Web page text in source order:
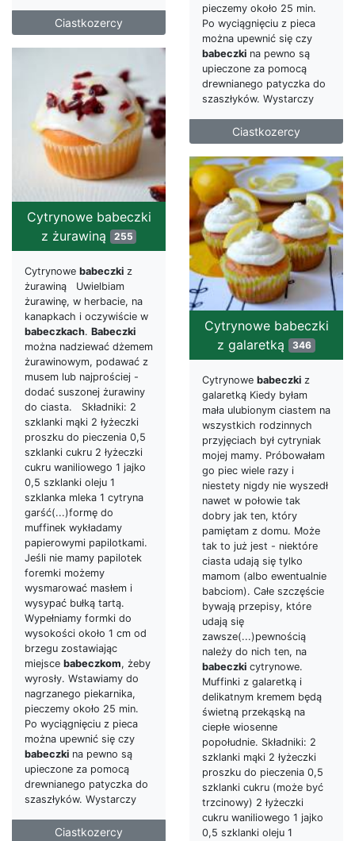
Ciastkozercy
pieczemy około 25 min.
Po wyciągnięciu z pieca
można upewnić się czy
babeczki na pewno są
upieczone za pomocą
drewnianego patyczka do
szaszłyków. Wystarczy
Ciastkozercy
Cytrynowe babeczki
z żurawiną
255
Cytrynowe babeczki z
żurawiną Uwielbiam
żurawinę, w herbacie, na
kanapkach i oczywiście w
babeczkach. Babeczki
można nadziewać dżemem
żurawinowym, podawać z
musem lub najprościej -
dodać suszonej żurawiny
do ciasta. Składniki: 2
szklanki mąki 2 łyżeczki
proszku do pieczenia 0,5
szklanki cukru 2 łyżeczki
cukru waniliowego 1 jajko
0,5 szklanki oleju 1
szklanka mleka 1 cytryna
garść(...)formę do
muffinek wykładamy
papierowymi papilotkami.
Jeśli nie mamy papilotek
foremki możemy
wysmarować masłem i
wysypać bułką tartą.
Wypełniamy formki do
wysokości około 1 cm od
brzegu zostawiając
miejsce babeczkom, żeby
wyrosły. Wstawiamy do
nagrzanego piekarnika,
pieczemy około 25 min.
Po wyciągnięciu z pieca
można upewnić się czy
babeczki na pewno są
upieczone za pomocą
drewnianego patyczka do
szaszłyków. Wystarczy
Ciastkozercy
Cytrynowe babeczki
z galaretką 346
Cytrynowe babeczki z
galaretką Kiedy byłam
mała ulubionym ciastem na
wszystkich rodzinnych
przyjęciach był cytryniak
mojej mamy. Próbowałam
go piec wiele razy i
niestety nigdy nie wyszedł
nawet w połowie tak
dobry jak ten, który
pamiętam z domu. Może
tak to już jest - niektóre
ciasta udają się tylko
mamom (albo ewentualnie
babciom). Całe szczęście
bywają przepisy, które
udają się
zawsze(...)pewnością
należy do nich ten, na
babeczki cytrynowe.
Muffinki z galaretką i
delikatnym kremem będą
świetną przekąską na
ciepłe wiosenne
popołudnie. Składniki: 2
szklanki mąki 2 łyżeczki
proszku do pieczenia 0,5
szklanki cukru (może być
trzcinowy) 2 łyżeczki
cukru waniliowego 1 jajko
0,5 szklanki oleju 1